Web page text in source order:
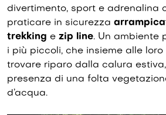
divertimento, sport e adrenalina
praticare in sicurezza
trekking e zip line. Un ambiente
i più piccoli, che insieme alle
trovare riparo dalla calura
presenza di una folta
d’acqua.